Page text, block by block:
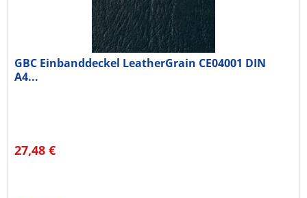
GBC Einbanddeckel LeatherGrain CE04001 DIN
A4...
27,48 €